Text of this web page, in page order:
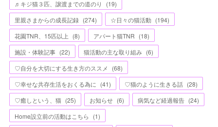
♬キジ猫３匹、譲渡までの道のり
(19)
里親さまからの成長記録 (274) ☆日々の猫活動 (194)
花園TNR、15匹以上 (8) アパート猫TNR (18)
施設・体験記事 (22) 猫活動の主な取り組み (6)
♡自分を大切にする生き方のススメ
(68)
♡幸せな共存生活をおくる為に (41) ♡猫のように生きる話 (28)
♡癒しという、猫 (25) お知らせ (6) 病気など経過報告 (24)
Home設立前の活動はこちら
(1)